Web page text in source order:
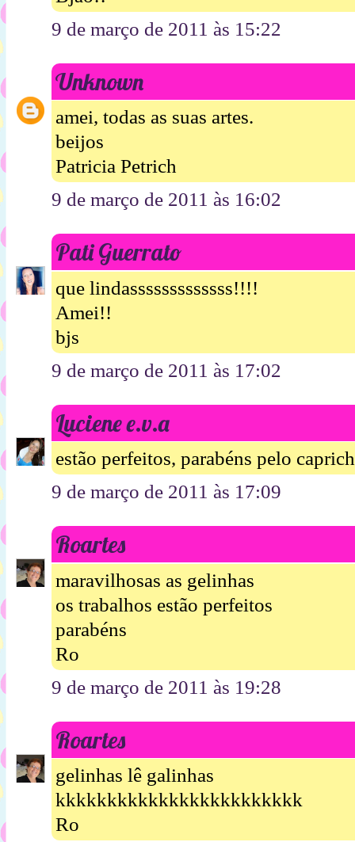
9 de março de 2011 às 15:22
Unknown
amei, todas as suas artes.
beijos
Patricia Petrich
9 de março de 2011 às 16:02
Pati Guerrato
que lindasssssssssssss!!!!
Amei!!
bjs
9 de março de 2011 às 17:02
Luciene e.v.a
estão perfeitos, parabéns pelo
9 de março de 2011 às 17:09
Roartes
maravilhosas as gelinhas
os trabalhos estão perfeitos
parabéns
Ro
9 de março de 2011 às 19:28
Roartes
gelinhas lê galinhas
kkkkkkkkkkkkkkkkkkkkkkkk
Ro